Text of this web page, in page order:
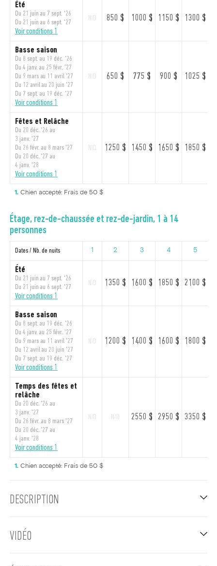
Été
Du 21 juin au 7 sept. '26
Du 21 juin au 6 sept. '27
Voir conditions 1
850 $ 1000 $ 1150 $ 1300 $
Basse saison
Du 8 sept. au 19 déc. '26
Du 4 janv. au 25 févr. '27
Du 9 mars au 11 avril '27
Du 12 avril au 20 juin '27
Du 7 sept. au 19 déc. '27
Voir conditions 1
650 $ 775 $ 900 $ 1025 $
Fêtes et Relâche
Du 20 déc. '26 au
3 janv. '27
Du 26 févr. au 8 mars '27
Du 20 déc. '27 au
4 janv. '28
Voir conditions 1
1250 $ 1450 $ 1650 $ 1850 $
Chien accepté: Frais de 50 $
Étage, rez-de-chaussée et rez-de-jardin, 1 à 14
personnes
Dates / Nb. de nuits 2 3 4 5
Été
Du 21 juin au 7 sept. '26
Du 21 juin au 6 sept. '27
Voir conditions 1
1350 $ 1600 $ 1850 $ 2100 $
Basse saison
Du 8 sept. au 19 déc. '26
Du 4 janv. au 25 févr. '27
Du 9 mars au 11 avril '27
Du 12 avril au 20 juin '27
Du 7 sept. au 19 déc. '27
Voir conditions 1
1200 $ 1400 $ 1600 $ 1800 $
Temps des fêtes et
relâche
Du 20 déc. '26 au
3 janv. '27
Du 26 févr. au 8 mars '27
Du 20 déc. '27 au
4 janv. '28
Voir conditions 1
2550 $ 2950 $ 3350 $
Chien accepté: Frais de 50 $
DESCRIPTION
VIDÉO